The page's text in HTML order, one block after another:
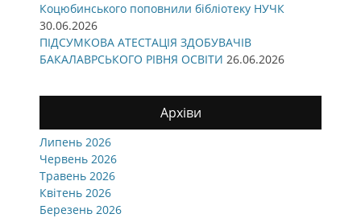
Коцюбинського поповнили бібліотеку НУЧК
30.06.2026
ПІДСУМКОВА АТЕСТАЦІЯ ЗДОБУВАЧІВ
БАКАЛАВРСЬКОГО РІВНЯ ОСВІТИ 26.06.2026
Архіви
Липень 2026
Червень 2026
Травень 2026
Квітень 2026
Березень 2026